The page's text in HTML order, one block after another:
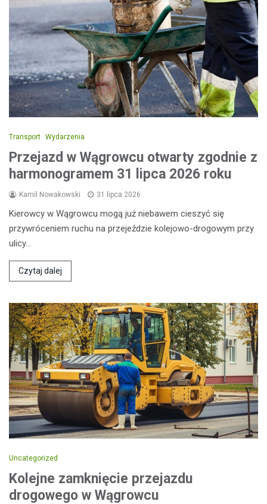
Transport Wydarzenia
Przejazd w Wągrowcu otwarty zgodnie z
harmonogramem 31 lipca 2026 roku
Kamil Nowakowski 31 lipca 2026
Kierowcy w Wągrowcu mogą już niebawem cieszyć się
przywróceniem ruchu na przejeździe kolejowo-drogowym przy
ulicy…
Czytaj dalej
Uncategorized
Kolejne zamknięcie przejazdu
drogowego w Wągrowcu